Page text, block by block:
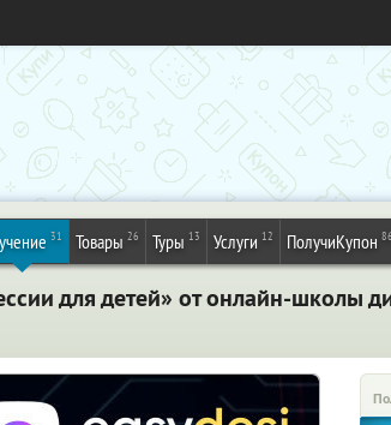
31 Товары 26 Туры 13 Услуги 12 ПолучиКупон 86
для детей» от онлайн-школы